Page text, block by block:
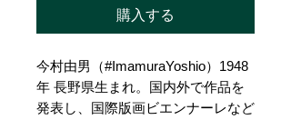
購入する
今村由男（#ImamuraYoshio）1948
年 長野県生まれ。国内外で作品を
発表し、国際版画ビエンナーレなど